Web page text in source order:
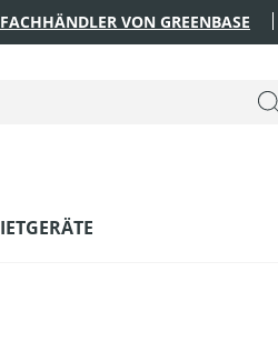
VON GREENBASE